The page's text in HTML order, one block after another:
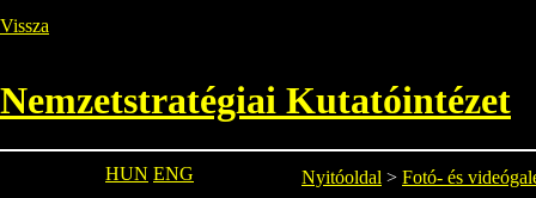
Vissza
Nemzetstratégiai Kutatóintézet
HUN ENG Nyitóoldal > Fotó- és